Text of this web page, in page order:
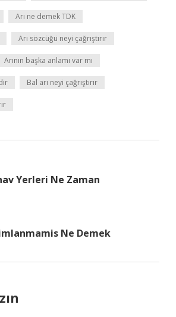
Arı ne demek TDK
Arı sözcüğü neyi çağrıştırır
Arının başka anlamı var mı
Bal arı neyi çağrıştırır
Yerleri Ne Zaman
Ne Demek